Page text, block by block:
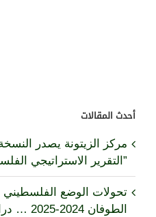
أحدث المقالات
مركز الزيتونة يصدر
”التقرير الاستراتيجي الفلسطيني
تحولات الوضع
الطوفان